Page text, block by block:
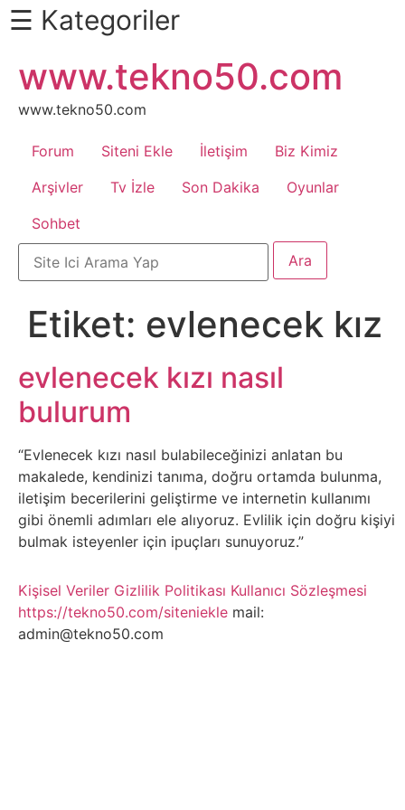
Daha
Fazlası
İçin
Kaydır
Android
Apk
Arabalar
Bankacılık
İşlemleri
Belgesel
Bilgi
Bilgisayar
Bilim
Bitcoin
Bitkiler
☰ Kategoriler
atla
www.tekno50.com
www.tekno50.com
Forum Siteni Ekle İletişim
Biz Kimiz
Arşivler
Tv İzle Son Dakika
Oyunlar
Sohbet
Etiket: evlenecek kız
evlenecek kızı nasıl
bulurum
“Evlenecek kızı nasıl bulabileceğinizi anlatan bu
makalede, kendinizi tanıma, doğru ortamda bulunma,
iletişim becerilerini geliştirme ve internetin kullanımı
gibi önemli adımları ele alıyoruz. Evlilik için doğru kişiyi
bulmak isteyenler için ipuçları sunuyoruz.”
Kişisel Veriler Gizlilik Politikası Kullanıcı Sözleşmesi
https://tekno50.com/siteniekle mail:
admin@tekno50.com